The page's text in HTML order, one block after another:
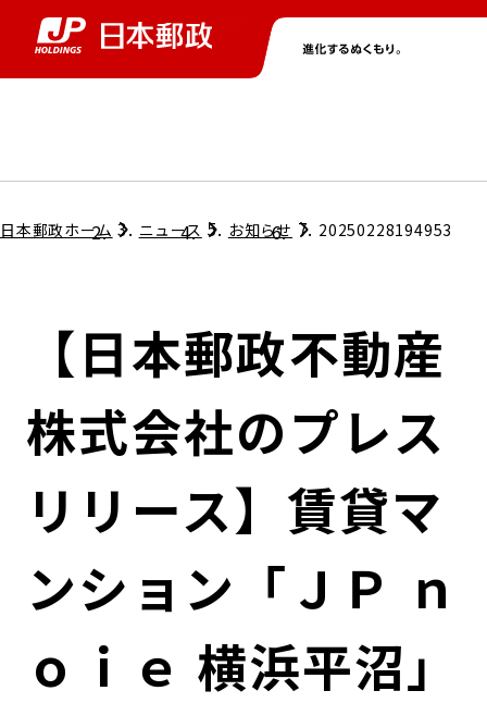
グループ情報トップ
コンプライアンス
ガバナンス
コンダクト向上の取組み
ローカル共創イニシアティブ
株主・投資家情報トップ
個人投資家のみなさまへ
株式情報
財務情報・IR資料
IRニュース
ニューストップ
サステナビリティトップ
担当役員メッセージ
サステナビリティマネジメント
持続可能な金融のフレームワーク
環境
採用情報トップ
日本郵政ホーム ニュース お知らせ 20250228194953
【日本郵政不動産
株式会社のプレス
リリース】賃貸マ
ンション「ＪＰ ｎ
ｏｉｅ 横浜平沼」